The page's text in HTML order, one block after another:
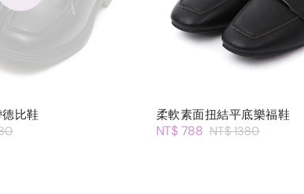
比鞋 柔軟素面扭結平底樂福鞋
NT$ 788 NT$ 1380